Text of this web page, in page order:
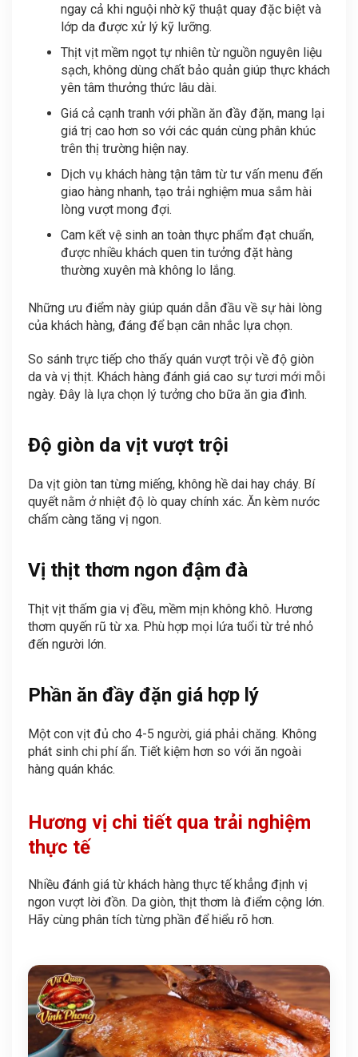
ngay cả khi nguội nhờ kỹ thuật quay đặc biệt và
lớp da được xử lý kỹ lưỡng.
Thịt vịt mềm ngọt tự nhiên từ nguồn nguyên liệu
sạch, không dùng chất bảo quản giúp thực khách
yên tâm thưởng thức lâu dài.
Giá cả cạnh tranh với phần ăn đầy đặn, mang lại
giá trị cao hơn so với các quán cùng phân khúc
trên thị trường hiện nay.
Dịch vụ khách hàng tận tâm từ tư vấn menu đến
giao hàng nhanh, tạo trải nghiệm mua sắm hài
lòng vượt mong đợi.
Cam kết vệ sinh an toàn thực phẩm đạt chuẩn,
được nhiều khách quen tin tưởng đặt hàng
thường xuyên mà không lo lắng.
Những ưu điểm này giúp quán dẫn đầu về sự hài lòng
của khách hàng, đáng để bạn cân nhắc lựa chọn.
So sánh trực tiếp cho thấy quán vượt trội về độ giòn
da và vị thịt. Khách hàng đánh giá cao sự tươi mới mỗi
ngày. Đây là lựa chọn lý tưởng cho bữa ăn gia đình.
Độ giòn da vịt vượt trội
Da vịt giòn tan từng miếng, không hề dai hay cháy. Bí
quyết nằm ở nhiệt độ lò quay chính xác. Ăn kèm nước
chấm càng tăng vị ngon.
Vị thịt thơm ngon đậm đà
Thịt vịt thấm gia vị đều, mềm mịn không khô. Hương
thơm quyến rũ từ xa. Phù hợp mọi lứa tuổi từ trẻ nhỏ
đến người lớn.
Phần ăn đầy đặn giá hợp lý
Một con vịt đủ cho 4-5 người, giá phải chăng. Không
phát sinh chi phí ẩn. Tiết kiệm hơn so với ăn ngoài
hàng quán khác.
Hương vị chi tiết qua trải nghiệm
thực tế
Nhiều đánh giá từ khách hàng thực tế khẳng định vị
ngon vượt lời đồn. Da giòn, thịt thơm là điểm cộng lớn.
Hãy cùng phân tích từng phần để hiểu rõ hơn.